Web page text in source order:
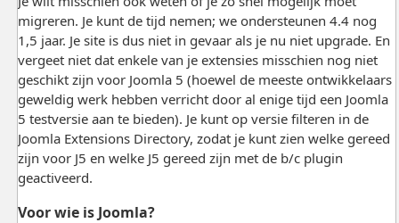
migreren. Je kunt de tijd nemen; we ondersteunen 4.4 nog
1,5 jaar. Je site is dus niet in gevaar als je nu niet upgrade. En
vergeet niet dat enkele van je extensies misschien nog niet
geschikt zijn voor Joomla 5 (hoewel de meeste ontwikkelaars
geweldig werk hebben verricht door al enige tijd een Joomla
5 testversie aan te bieden). Je kunt op versie filteren in de
Joomla Extensions Directory, zodat je kunt zien welke gereed
zijn voor J5 en welke J5 gereed zijn met de b/c plugin
geactiveerd.
Voor wie is Joomla?